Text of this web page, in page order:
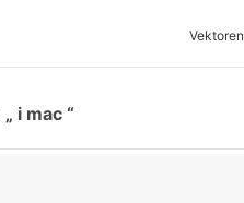
Vektoren
i mac